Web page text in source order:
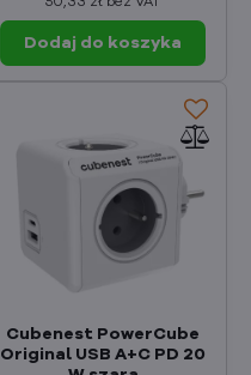
Dodaj do koszyka
Cubenest PowerCube
Original USB A+C PD 20